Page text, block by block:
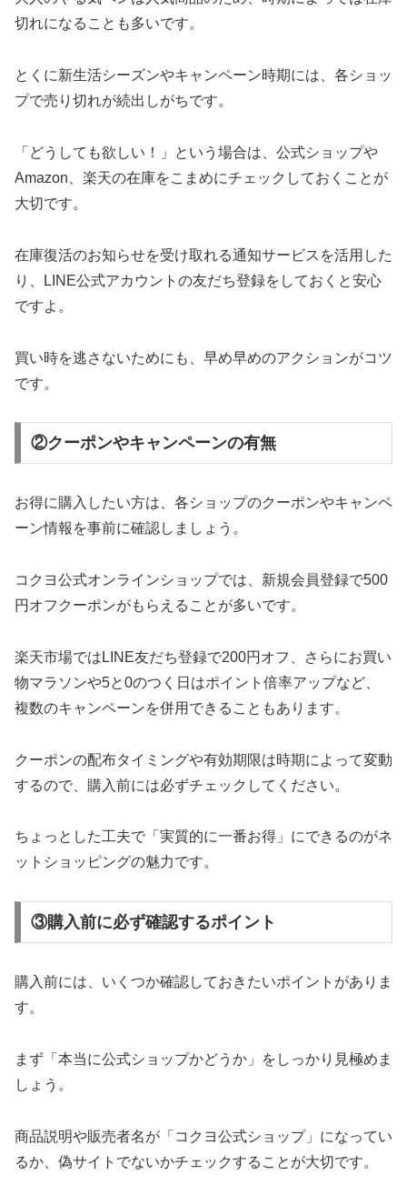
切れになることも多いです。
とくに新生活シーズンやキャンペーン時期には、各ショッ
プで売り切れが続出しがちです。
「どうしても欲しい！」という場合は、公式ショップや
Amazon、楽天の在庫をこまめにチェックしておくことが
大切です。
在庫復活のお知らせを受け取れる通知サービスを活用した
り、LINE公式アカウントの友だち登録をしておくと安心
ですよ。
買い時を逃さないためにも、早め早めのアクションがコツ
です。
②クーポンやキャンペーンの有無
お得に購入したい方は、各ショップのクーポンやキャンペ
ーン情報を事前に確認しましょう。
コクヨ公式オンラインショップでは、新規会員登録で500
円オフクーポンがもらえることが多いです。
楽天市場ではLINE友だち登録で200円オフ、さらにお買い
物マラソンや5と0のつく日はポイント倍率アップなど、
複数のキャンペーンを併用できることもあります。
クーポンの配布タイミングや有効期限は時期によって変動
するので、購入前には必ずチェックしてください。
ちょっとした工夫で「実質的に一番お得」にできるのがネ
ットショッピングの魅力です。
③購入前に必ず確認するポイント
購入前には、いくつか確認しておきたいポイントがありま
す。
まず「本当に公式ショップかどうか」をしっかり見極めま
しょう。
商品説明や販売者名が「コクヨ公式ショップ」になってい
るか、偽サイトでないかチェックすることが大切です。